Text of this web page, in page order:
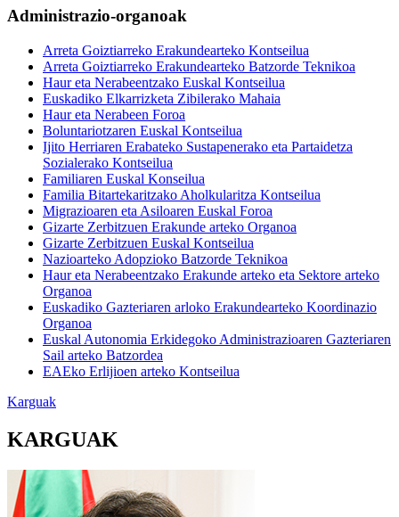
Administrazio-organoak
Arreta Goiztiarreko Erakundearteko Kontseilua
Arreta Goiztiarreko Erakundearteko Batzorde Teknikoa
Haur eta Nerabeentzako Euskal Kontseilua
Euskadiko Elkarrizketa Zibilerako Mahaia
Haur eta Nerabeen Foroa
Boluntariotzaren Euskal Kontseilua
Ijito Herriaren Erabateko Sustapenerako eta Partaidetza
Sozialerako Kontseilua
Familiaren Euskal Konseilua
Familia Bitartekaritzako Aholkularitza Kontseilua
Migrazioaren eta Asiloaren Euskal Foroa
Gizarte Zerbitzuen Erakunde arteko Organoa
Gizarte Zerbitzuen Euskal Kontseilua
Nazioarteko Adopzioko Batzorde Teknikoa
Haur eta Nerabeentzako Erakunde arteko eta Sektore arteko
Organoa
Euskadiko Gazteriaren arloko Erakundearteko Koordinazio
Organoa
Euskal Autonomia Erkidegoko Administrazioaren Gazteriaren
Sail arteko Batzordea
EAEko Erlijioen arteko Kontseilua
Karguak
KARGUAK